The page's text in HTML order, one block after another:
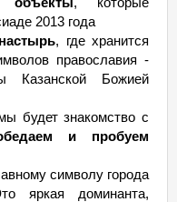
2013 года
, где хранится
православия -
Казанской Божией
будет знакомство с
и пробуем
символу города
яркая доминанта,